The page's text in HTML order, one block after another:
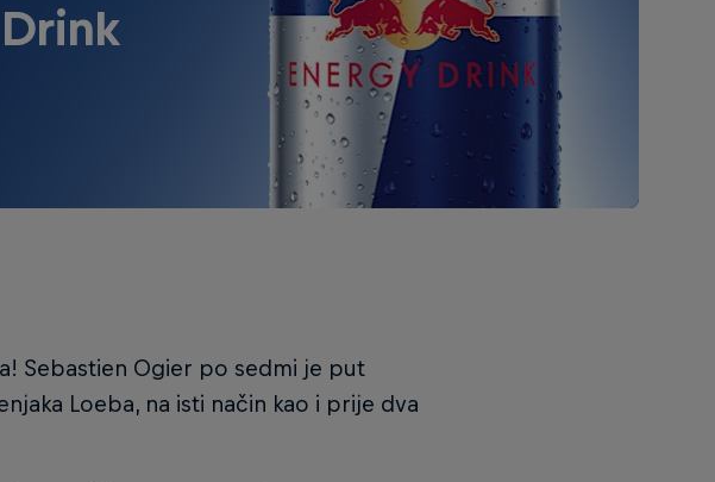
Sebastien Ogier po sedmi je put
Loeba, na isti način kao i prije dva